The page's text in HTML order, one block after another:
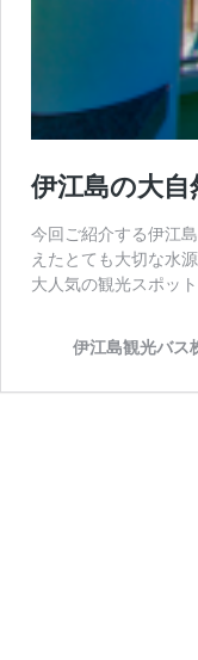
伊江島の大
今回ご紹介する伊江
えたとても大切な水
大人気の観光スポッ
伊江島観光バス